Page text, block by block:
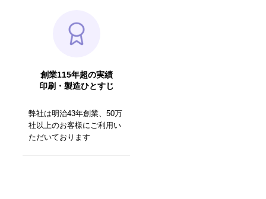
創業115年超の実績
印刷・製造ひとすじ
弊社は明治43年創業、50万
社以上のお客様にご利用い
ただいております